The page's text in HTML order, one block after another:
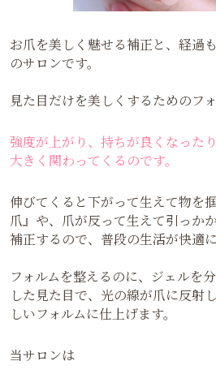
お爪を美しく魅せる補正と、経過
のサロンです。
見た目だけを美しくするためのフ
強度が上がり、持ちが良くなった
大きく関わってくるのです。
伸びてくると下がって生えて物を
爪』や、爪が反って生えて引っか
補正するので、普段の生活が快適に
フォルムを整えるのに、ジェルを
した見た目で、光の線が爪に反射
しいフォルムに仕上げます。
当サロンは